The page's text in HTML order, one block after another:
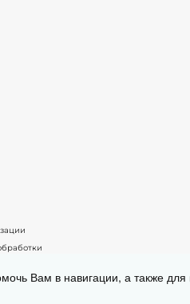
Вам в навигации, а также